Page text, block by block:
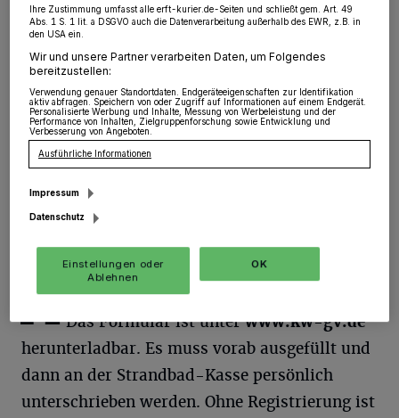
Kaarster See und im „Strabeach“ beginnen. Ab heute
werden dort die Tore geöffnet. Wegen Corona gelten
allerdings neue Regeln.
29.05.2020 , 09:09 Uhr Eine Minute Lesezeit
A lle Badegäste müssen registriert werden.
Das Formular ist unterwww.kw-gv.de
herunterladbar. Es muss vorab ausgefüllt und
dann an der Strandbad-Kasse persönlich
unterschrieben werden. Ohne Registrierung ist
Ihre Zustimmung umfasst alle erft-kurier.de-Seiten und schließt gem. Art. 49
Abs. 1 S. 1 lit. a DSGVO auch die Datenverarbeitung außerhalb des EWR, z.B. in
den USA ein.
Wir und unsere Partner verarbeiten Daten, um Folgendes
bereitzustellen:
Verwendung genauer Standortdaten. Endgeräteeigenschaften zur Identifikation
aktiv abfragen. Speichern von oder Zugriff auf Informationen auf einem Endgerät.
Personalisierte Werbung und Inhalte, Messung von Werbeleistung und der
Performance von Inhalten, Zielgruppenforschung sowie Entwicklung und
Verbesserung von Angeboten.
Ausführliche Informationen
Impressum
Datenschutz
Einstellungen oder
Ablehnen
OK